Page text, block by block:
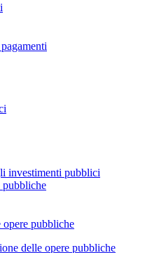
investimenti pubblici
pubbliche
pubbliche
delle opere pubbliche